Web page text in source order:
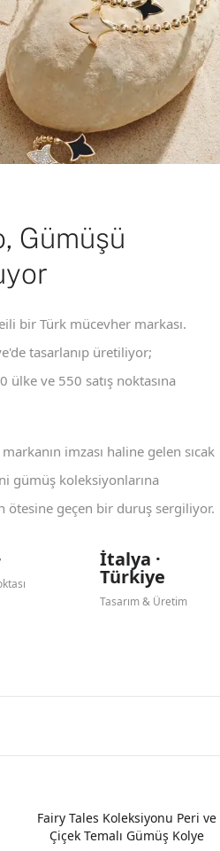
Gümüşü
bir Türk mücevher markası.
tasarlanıp üretiliyor;
ülke ve 550 satış noktasına
imzası haline gelen sıcak
gümüş koleksiyonlarına
ötesine geçen bir duruş sergiliyor.
İtalya ·
Türkiye
Tasarım & Üretim
Fairy Tales Koleksiyonu Peri ve
Çiçek Temalı Gümüş Kolye